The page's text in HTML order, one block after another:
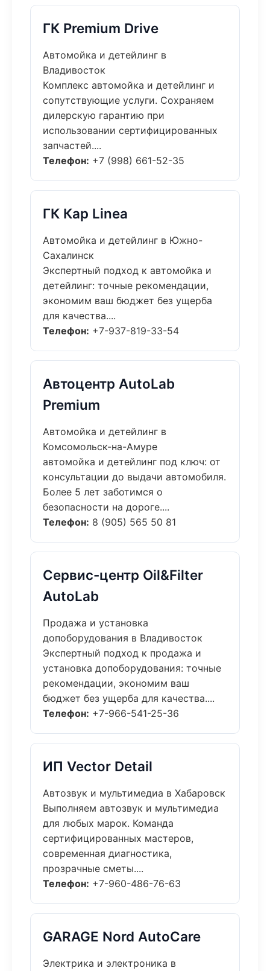
ГК Premium Drive
Автомойка и детейлинг в
Владивосток
Комплекс автомойка и детейлинг и
сопутствующие услуги. Сохраняем
дилерскую гарантию при
использовании сертифицированных
запчастей....
Телефон: +7 (998) 661-52-35
ГК Кар Linea
Автомойка и детейлинг в Южно-
Сахалинск
Экспертный подход к автомойка и
детейлинг: точные рекомендации,
экономим ваш бюджет без ущерба
для качества....
Телефон: +7-937-819-33-54
Автоцентр AutoLab
Premium
Автомойка и детейлинг в
Комсомольск-на-Амуре
автомойка и детейлинг под ключ: от
консультации до выдачи автомобиля.
Более 5 лет заботимся о
безопасности на дороге....
Телефон: 8 (905) 565 50 81
Сервис-центр Oil&Filter
AutoLab
Продажа и установка
допоборудования в Владивосток
Экспертный подход к продажа и
установка допоборудования: точные
рекомендации, экономим ваш
бюджет без ущерба для качества....
Телефон: +7-966-541-25-36
ИП Vector Detail
Автозвук и мультимедиа в Хабаровск
Выполняем автозвук и мультимедиа
для любых марок. Команда
сертифицированных мастеров,
современная диагностика,
прозрачные сметы....
Телефон: +7-960-486-76-63
GARAGE Nord AutoCare
Электрика и электроника в